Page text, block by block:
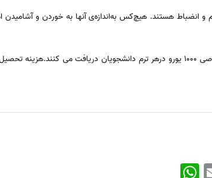
انضباط هستند. هیچ‌کس به‌اندازه‌ی آنها به خوردن و
برای تحصیل به زبان انگلیسی و یا هر زبان خارجی دیگری نهادهای دولتی و خصوصی ۱۰۰۰ یورو درهر ترم دانشجویان دریافت
WhatsApp